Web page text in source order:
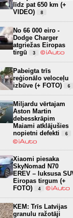
vērtajam Aston
Maiami
defekti
6
piesaka
N70 EREV –
SUV Eiropas
(+ FOTO)
4
līdz pat 650 km (+
VIDEO)
8
No 66 000 eiro -
Dodge Charger
atgriežas Eiropas
tirgū
3
Pabeigta trīs
reģionālo veloceļu
izbūve (+ FOTO)
6
Miljardu vērtajam
Aston Martin
debesskrāpim
Maiami atklājušies
nopietni defekti
6
Xiaomi piesaka
SkyNomad N70
EREV – luksusa
Eiropas tirgum (+
FOTO)
4
KEM: Trīs Latvijas
granulu ražotāji